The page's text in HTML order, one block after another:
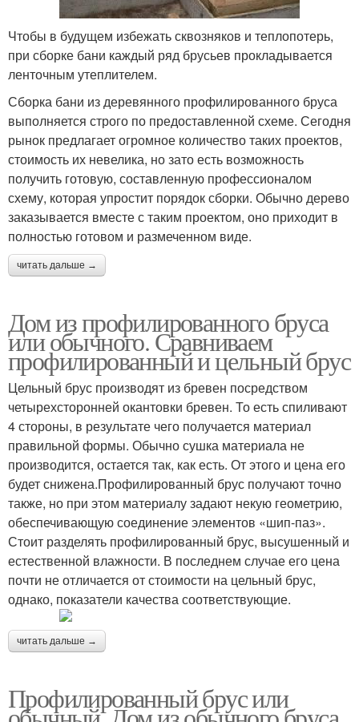
Чтобы в будущем избежать сквозняков и теплопотерь,
при сборке бани каждый ряд брусьев прокладывается
ленточным утеплителем.
Сборка бани из деревянного профилированного бруса
выполняется строго по предоставленной схеме. Сегодня
рынок предлагает огромное количество таких проектов,
стоимость их невелика, но зато есть возможность
получить готовую, составленную профессионалом
схему, которая упростит порядок сборки. Обычно дерево
заказывается вместе с таким проектом, оно приходит в
полностью готовом и размеченном виде.
читать дальше →
Дом из профилированного бруса
или обычного. Сравниваем
профилированный и цельный брус
Цельный брус производят из бревен посредством
четырехсторонней окантовки бревен. То есть спиливают
4 стороны, в результате чего получается материал
правильной формы. Обычно сушка материала не
производится, остается так, как есть. От этого и цена его
будет снижена.Профилированный брус получают точно
также, но при этом материалу задают некую геометрию,
обеспечивающую соединение элементов «шип-паз».
Стоит разделять профилированный брус, высушенный и
естественной влажности. В последнем случае его цена
почти не отличается от стоимости на цельный брус,
однако, показатели качества соответствующие.
читать дальше →
Профилированный брус или